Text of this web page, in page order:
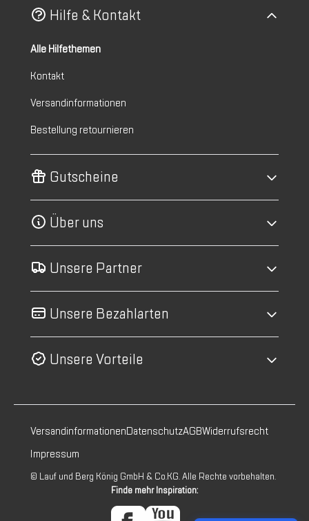
Hilfe & Kontakt
Alle Hilfethemen
Kontakt
Versandinformationen
Bestellung retournieren
Gutscheine
Über uns
Unsere Partner
Unsere Bezahlarten
Unsere Vorteile
VersandinformationenDatenschutzAGBWiderrufsrecht
Impressum
© Lauf und Berg König GmbH & Co.KG. Alle Rechte vorbehalten.
Finde mehr Inspiration: